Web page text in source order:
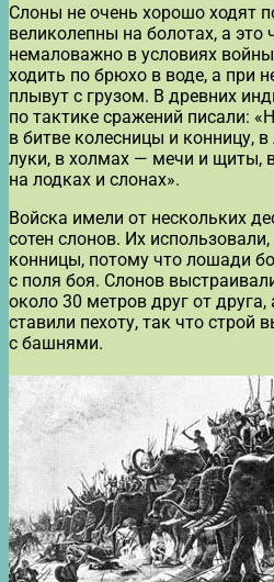
Слоны не очень хорошо ходят
великолепны на болотах, а это
немаловажно в условиях
ходить по брюхо в воде, а при
плывут с грузом. В древних
по тактике сражений писали:
в битве колесницы и конницу,
луки, в холмах — мечи и щиты,
на лодках и слонах».
Войска имели от нескольких
сотен слонов. Их
конницы, потому что лошади
с поля боя. Слонов
около 30 метров друг от
ставили пехоту, так что строй
с башнями.